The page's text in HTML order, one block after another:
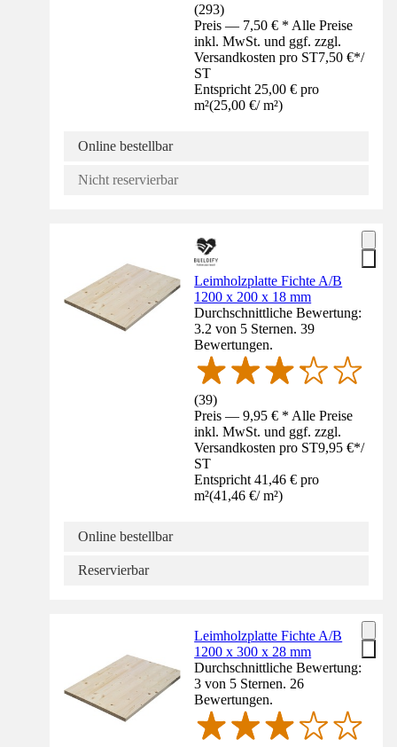
(293)
Preis — 7,50 € * Alle Preise
inkl. MwSt. und ggf. zzgl.
Versandkosten pro ST7,50 €*/
ST
Entspricht 25,00 € pro
m²(25,00 €/ m²)
Online bestellbar
Nicht reservierbar
Leimholzplatte Fichte A/B
1200 x 200 x 18 mm
Durchschnittliche Bewertung:
3.2 von 5 Sternen. 39
Bewertungen.
(39)
Preis — 9,95 € * Alle Preise
inkl. MwSt. und ggf. zzgl.
Versandkosten pro ST9,95 €*/
ST
Entspricht 41,46 € pro
m²(41,46 €/ m²)
Online bestellbar
Reservierbar
Leimholzplatte Fichte A/B
1200 x 300 x 28 mm
Durchschnittliche Bewertung:
3 von 5 Sternen. 26
Bewertungen.